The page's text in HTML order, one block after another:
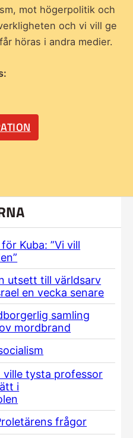
mot högerpolitik och
och vi vill ge
höras i andra medier.
Kuba: ”Vi vill
utsett till världsarv
en vecka senare
samling
mordbrand
ville tysta professor
i
frågor